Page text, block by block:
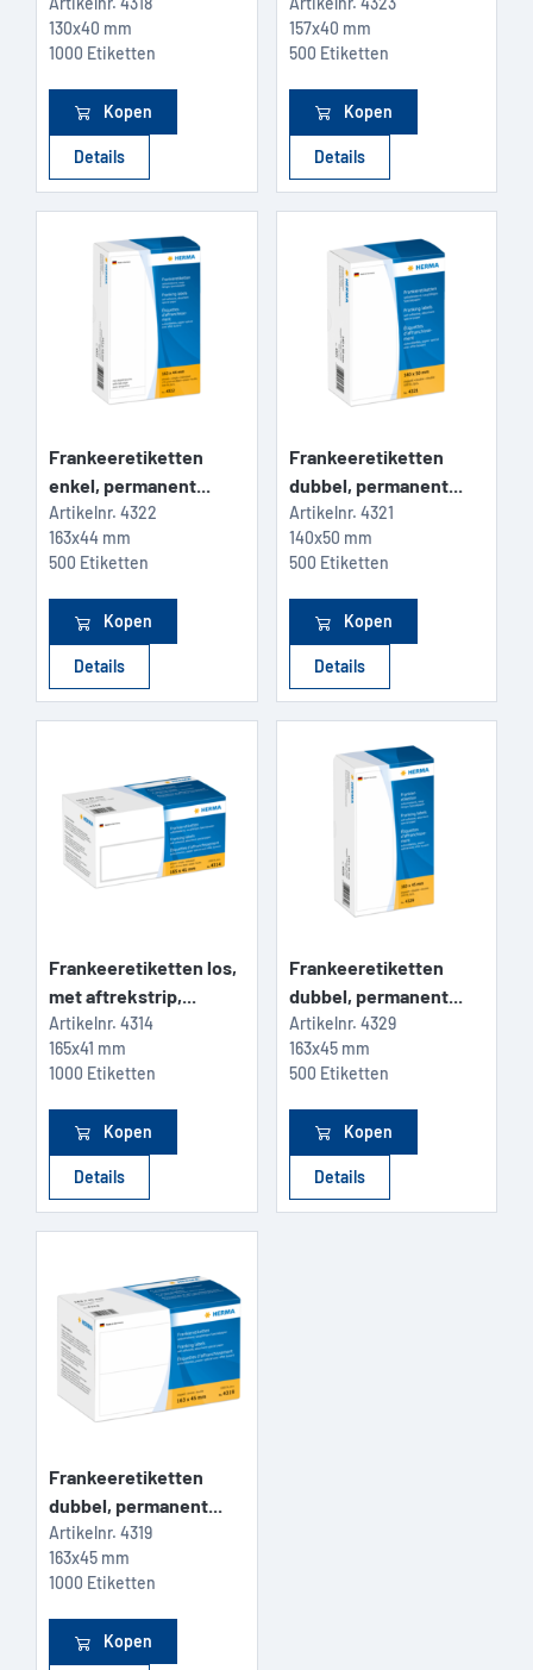
130x40 mm
1000 Etiketten
Kopen
Details
157x40 mm
500 Etiketten
Kopen
Details
Frankeeretiketten
enkel, permanent...
Artikelnr. 4322
163x44 mm
500 Etiketten
Kopen
Details
Frankeeretiketten
dubbel, permanent...
Artikelnr. 4321
140x50 mm
500 Etiketten
Kopen
Details
Frankeeretiketten los,
met aftrekstrip,...
Artikelnr. 4314
165x41 mm
1000 Etiketten
Kopen
Details
Frankeeretiketten
dubbel, permanent...
Artikelnr. 4329
163x45 mm
500 Etiketten
Kopen
Details
Frankeeretiketten
dubbel, permanent...
Artikelnr. 4319
163x45 mm
1000 Etiketten
Kopen